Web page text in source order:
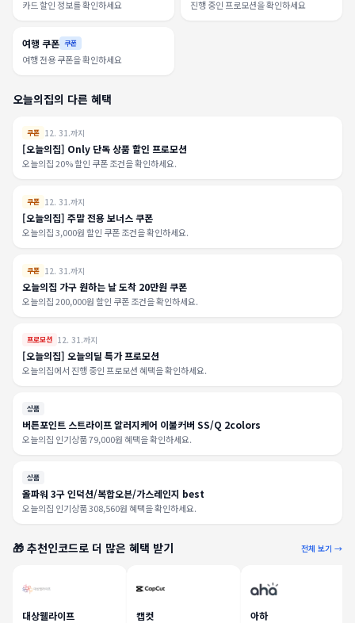
카드 할인 정보를 확인하세요 진행 중인 프로모션을 확인하세요
여행 쿠폰 쿠폰
여행 전용 쿠폰을 확인하세요
오늘의집의 다른 혜택
쿠폰 12. 31.까지
[오늘의집] Only 단독 상품 할인 프로모션
오늘의집 20% 할인 쿠폰 조건을 확인하세요.
쿠폰 12. 31.까지
[오늘의집] 주말 전용 보너스 쿠폰
오늘의집 3,000원 할인 쿠폰 조건을 확인하세요.
쿠폰 12. 31.까지
오늘의집 가구 원하는 날 도착 20만원 쿠폰
오늘의집 200,000원 할인 쿠폰 조건을 확인하세요.
프로모션 12. 31.까지
[오늘의집] 오늘의딜 특가 프로모션
오늘의집에서 진행 중인 프로모션 혜택을 확인하세요.
상품
버튼포인트 스트라이프 알러지케어 이불커버 SS/Q 2colors
오늘의집 인기상품 79,000원 혜택을 확인하세요.
상품
올파워 3구 인덕션/복합오븐/가스레인지 best
오늘의집 인기상품 308,560원 혜택을 확인하세요.
🎁 추천인코드로 더 많은 혜택 받기 전체 보기 →
대상웰라이프 캡컷 아하